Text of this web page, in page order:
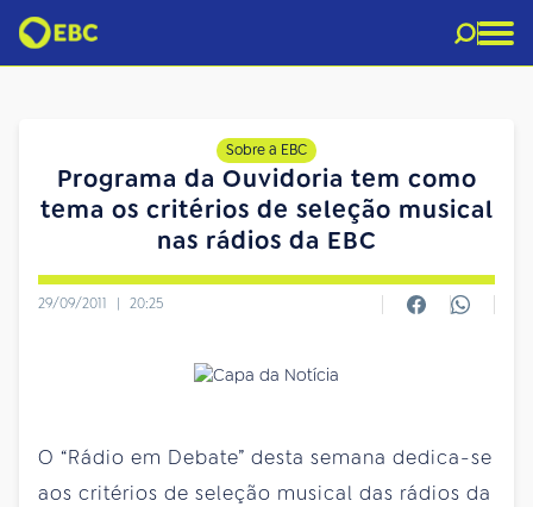
Sobre a EBC
Programa da Ouvidoria tem como
tema os critérios de seleção musical
nas rádios da EBC
29/09/2011 | 20:25
O “Rádio em Debate” desta semana dedica-se
aos critérios de seleção musical das rádios da